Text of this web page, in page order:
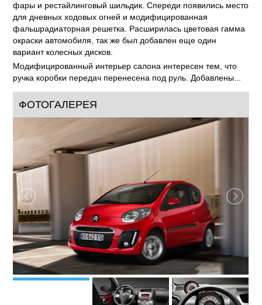
фары и рестайлинговый шильдик. Спереди появились место
для дневных ходовых огней и модифицированная
фальшрадиаторная решетка. Расширилась цветовая гамма
окраски автомобиля, так же был добавлен еще один
вариант колесных дисков.
Модифицированный интерьер салона интересен тем, что
ручка коробки передач перенесена под руль. Добавлены...
ФОТОГАЛЕРЕЯ